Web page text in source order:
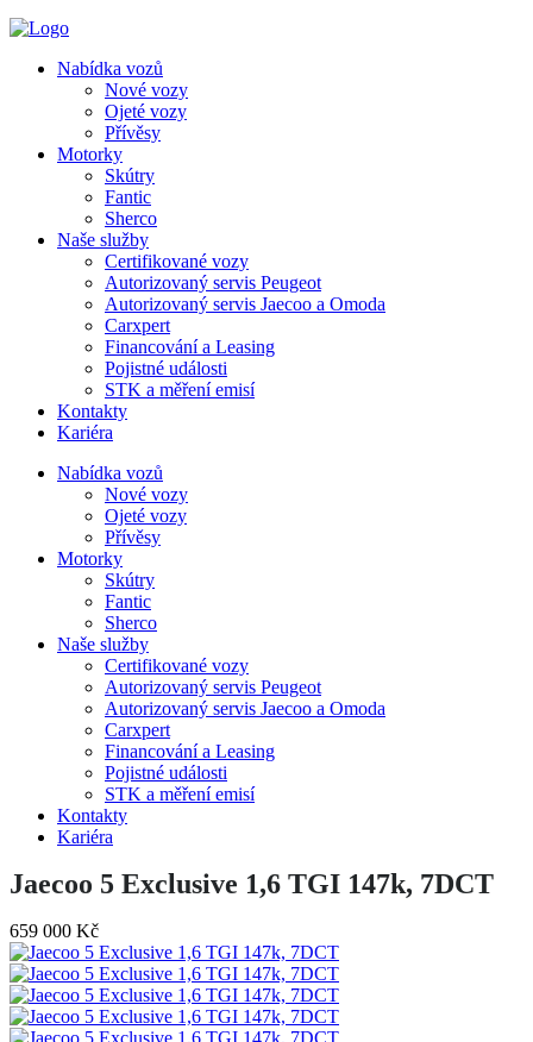
Nabídka vozů
Nové vozy
Ojeté vozy
Přívěsy
Motorky
Skútry
Fantic
Sherco
Naše služby
Certifikované vozy
Autorizovaný servis Peugeot
Autorizovaný servis Jaecoo a Omoda
Carxpert
Financování a Leasing
Pojistné události
STK a měření emisí
Kontakty
Kariéra
Nabídka vozů
Nové vozy
Ojeté vozy
Přívěsy
Motorky
Skútry
Fantic
Sherco
Naše služby
Certifikované vozy
Autorizovaný servis Peugeot
Autorizovaný servis Jaecoo a Omoda
Carxpert
Financování a Leasing
Pojistné události
STK a měření emisí
Kontakty
Kariéra
Jaecoo 5 Exclusive 1,6 TGI 147k, 7DCT
659 000 Kč